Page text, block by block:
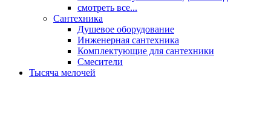
смотреть все...
Сантехника
Душевое оборудование
Инженерная сантехника
Комплектующие для сантехники
Смесители
Тысяча мелочей